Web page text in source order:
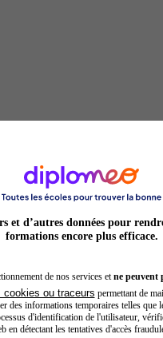
et d’autres données pour
formations encore plus efficace.
de nos services et ne peuvent
cookies ou traceurs permettant de
des informations temporaires telles que
d'identification de l'utilisateur,
en détectant les tentatives d'accès